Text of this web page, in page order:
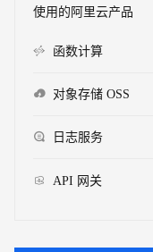
使用的阿里云产品
函数计算
对象存储 OSS
日志服务
API 网关